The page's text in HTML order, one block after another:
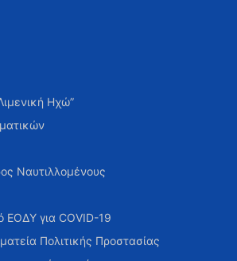
Ηχώ”
Ναυτιλλομένους
ΕΟΔΥ για COVID-19
Πολιτικής Προστασίας